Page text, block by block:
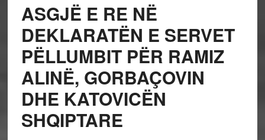
ASGJË E RE NË
DEKLARATËN E SERVET
PËLLUMBIT PËR RAMIZ
ALINË, GORBAÇOVIN
DHE KATOVICËN
SHQIPTARE